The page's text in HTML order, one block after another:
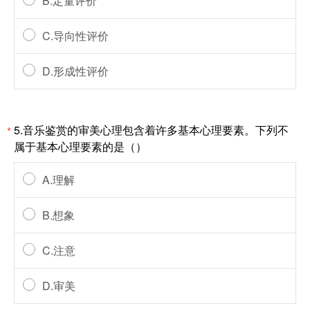
C.导向性评价
D.形成性评价
*5.音乐鉴赏的审美心理包含着许多基本心理要素。下列不
属于基本心理要素的是（）
A.理解
B.想象
C.注意
D.审美